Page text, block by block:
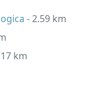
- 2.59 km
km